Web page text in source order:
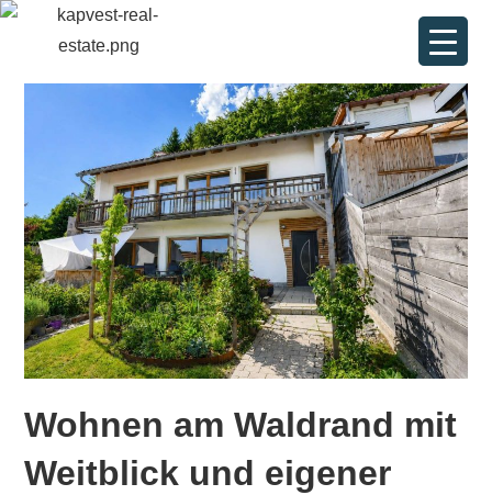
Wohnen am Waldrand mit
Weitblick und eigener